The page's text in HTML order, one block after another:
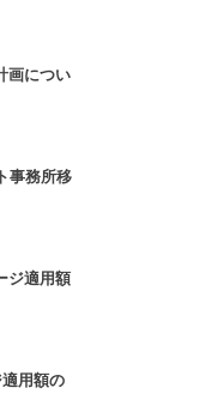
画につい
事務所移
ジ適用額
用額の